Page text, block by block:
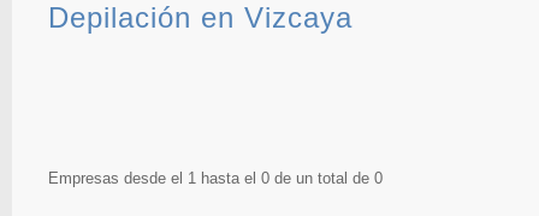
Depilación en Vizcaya
Empresas desde el 1 hasta el 0 de un total de 0